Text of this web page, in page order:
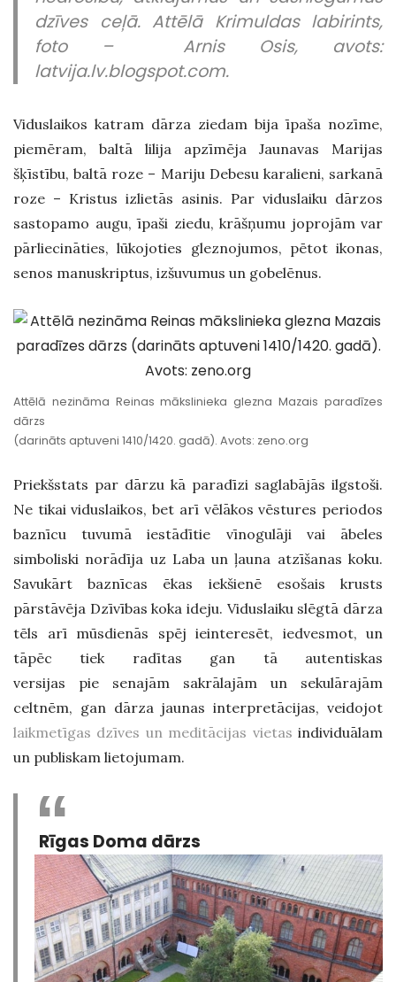
dzīves ceļā. Attēlā Krimuldas labirints,
foto – Arnis Osis, avots:
latvija.lv.blogspot.com.
Viduslaikos katram dārza ziedam bija īpaša nozīme,
piemēram, baltā lilija apzīmēja Jaunavas Marijas
šķīstību, baltā roze – Mariju Debesu karalieni, sarkanā
roze – Kristus izlietās asinis. Par viduslaiku dārzos
sastopamo augu, īpaši ziedu, krāšņumu joprojām var
pārliecināties, lūkojoties gleznojumos, pētot ikonas,
senos manuskriptus, izšuvumus un gobelēnus.
Attēlā nezināma Reinas mākslinieka glezna Mazais paradīzes
dārzs
(darināts aptuveni 1410/1420. gadā). Avots: zeno.org
Priekšstats par dārzu kā paradīzi saglabājās ilgstoši.
Ne tikai viduslaikos, bet arī vēlākos vēstures periodos
baznīcu tuvumā iestādītie vīnogulāji vai ābeles
simboliski norādīja uz Laba un ļauna atzīšanas koku.
Savukārt baznīcas ēkas iekšienē esošais krusts
pārstāvēja Dzīvības koka ideju. Viduslaiku slēgtā dārza
tēls arī mūsdienās spēj ieinteresēt, iedvesmot, un
tāpēc tiek radītas gan tā autentiskas
versijas pie senajām sakrālajām un sekulārajām
celtnēm, gan dārza jaunas interpretācijas, veidojot
laikmetīgas dzīves un meditācijas vietas individuālam
un publiskam lietojumam.
Rīgas Doma dārzs